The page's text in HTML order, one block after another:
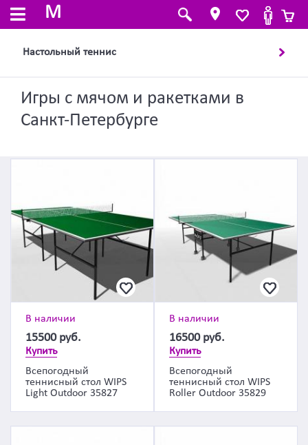
M
Настольный теннис
Игры с мячом и ракетками в
Санкт-Петербурге
В наличии
15500 руб.
Купить
Всепогодный
теннисный стол WIPS
Light Outdoor 35827
В наличии
16500 руб.
Купить
Всепогодный
теннисный стол WIPS
Roller Outdoor 35829